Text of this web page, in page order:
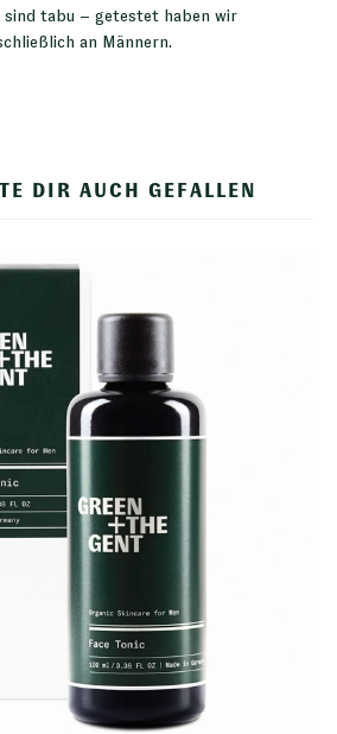
sind tabu – getestet haben wir
an Männern.
DIR AUCH GEFALLEN